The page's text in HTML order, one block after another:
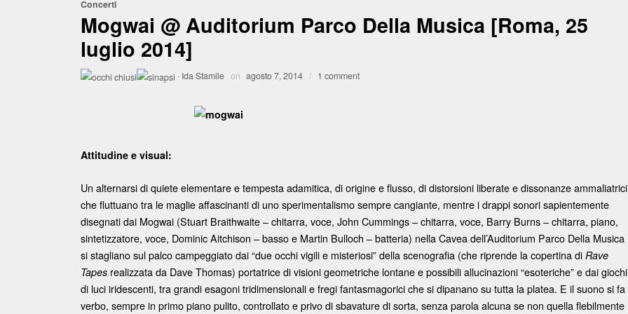
Concerti
Mogwai @ Auditorium Parco Della Musica [Roma, 25
luglio 2014]
· Ida Stamile on agosto 7, 2014 / 1 comment
Attitudine e visual:
Un alternarsi di quiete elementare e tempesta adamitica, di origine e flusso, di distorsioni liberate e dissonanze ammaliatrici
che fluttuano tra le maglie affascinanti di uno sperimentalismo sempre cangiante, mentre i drappi sonori sapientemente
disegnati dai Mogwai (Stuart Braithwaite – chitarra, voce, John Cummings – chitarra, voce, Barry Burns – chitarra, piano,
sintetizzatore, voce, Dominic Aitchison – basso e Martin Bulloch – batteria) nella Cavea dell’Auditorium Parco Della Musica
si stagliano sul palco campeggiato dai “due occhi vigili e misteriosi” della scenografia (che riprende la copertina di Rave
Tapes realizzata da Dave Thomas) portatrice di visioni geometriche lontane e possibili allucinazioni “esoteriche” e dai giochi
di luci iridescenti, tra grandi esagoni tridimensionali e fregi fantasmagorici che si dipanano su tutta la platea. E il suono si fa
verbo, sempre in primo piano pulito, controllato e privo di sbavature di sorta, senza parola alcuna se non quella flebilmente